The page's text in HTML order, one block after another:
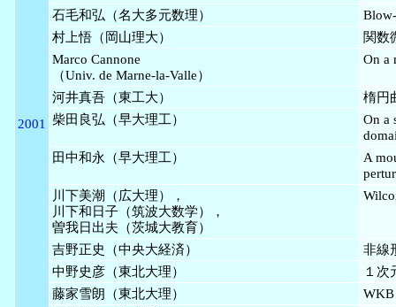
2001
石毛和弘（名大多元数理）
村上悟（岡山理大）
関数
Marco Cannone
（Univ. de Marne-la-Valle）
On a
河井真吾（東工大）
楕円
柴田良弘（早大理工）
On a
田中和永（早大理工）
A
川下美潮（広大理），
川下和日子（筑波大数学），
曽我日出夫（茨城大教育）
吉野正史（中央大経済）
非線
中野史彦（東北大理）
１次
藤家雪朗（東北大理）